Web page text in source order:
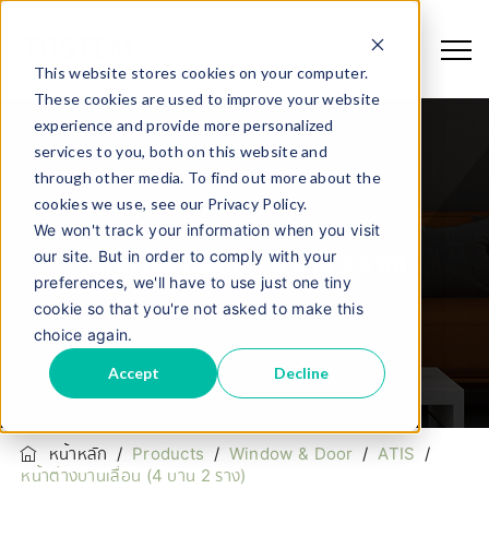
This website stores cookies on your computer.
These cookies are used to improve your website
experience and provide more personalized
services to you, both on this website and
through other media. To find out more about the
cookies we use, see our Privacy Policy.
We won't track your information when you visit
our site. But in order to comply with your
preferences, we'll have to use just one tiny
cookie so that you're not asked to make this
choice again.
Accept Decline
หน้าต่างบานเลื่อน (4 บาน 2 ราง)
หน้าหลัก / Products / Window & Door /ATIS /
หน้าต่างบานเลื่อน (4 บาน 2 ราง)